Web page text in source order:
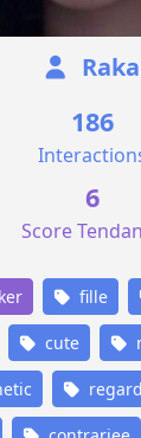
Raka
186
6
Score
fille
cute
regard